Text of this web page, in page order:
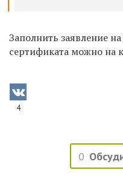
Заполнить заявление
сертификата можно на
4
0